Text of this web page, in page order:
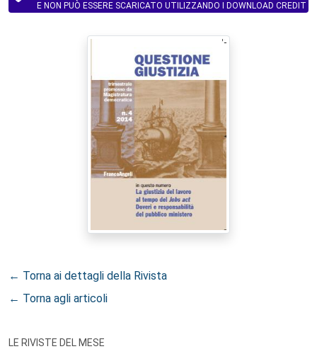
E NON PUÒ ESSERE SCARICATO UTILIZZANDO I DOWNLOAD CREDIT
← Torna ai dettagli della Rivista
← Torna agli articoli
LE RIVISTE DEL MESE